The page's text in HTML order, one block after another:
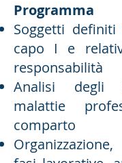
Programma
Soggetti
capo I e
responsabilità
Analisi degli
malattie
comparto